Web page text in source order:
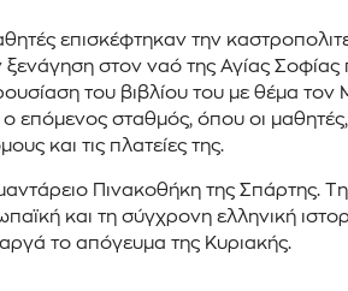
επισκέφτηκαν την
ξενάγηση στον ναό της Αγίας
του βιβλίου του με θέμα τον
επόμενος σταθμός, όπου οι
και τις πλατείες της.
Πινακοθήκη της Σπάρτης.
και τη σύγχρονη ελληνική
το απόγευμα της Κυριακής.